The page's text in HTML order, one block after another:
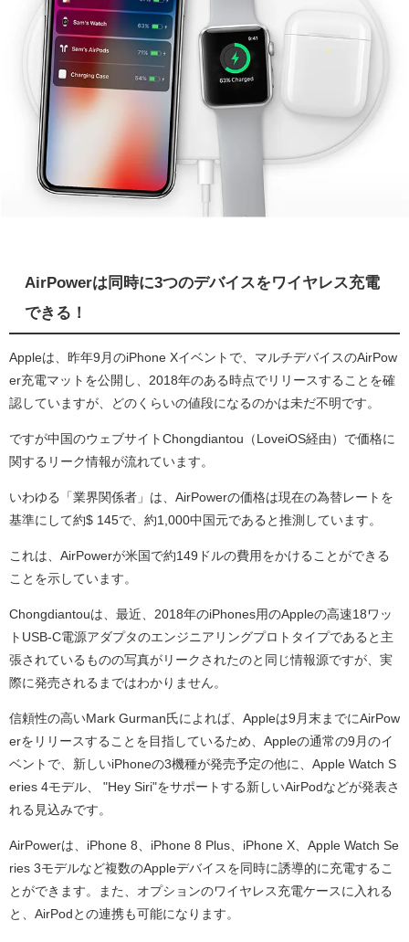
AirPowerは同時に3つのデバイスをワイヤレス充電
できる！
Appleは、昨年9月のiPhone Xイベントで、マルチデバイスのAirPow
er充電マットを公開し、2018年のある時点でリリースすることを確
認していますが、どのくらいの値段になるのかは未だ不明です。
ですが中国のウェブサイトChongdiantou（LoveiOS経由）で価格に
関するリーク情報が流れています。
いわゆる「業界関係者」は、AirPowerの価格は現在の為替レートを
基準にして約$ 145で、約1,000中国元であると推測しています。
これは、AirPowerが米国で約149ドルの費用をかけることができる
ことを示しています。
Chongdiantouは、最近、2018年のiPhones用のAppleの高速18ワッ
トUSB-C電源アダプタのエンジニアリングプロトタイプであると主
張されているものの写真がリークされたのと同じ情報源ですが、実
際に発売されるまではわかりません。
信頼性の高いMark Gurman氏によれば、Appleは9月末までにAirPow
erをリリースすることを目指しているため、Appleの通常の9月のイ
ベントで、新しいiPhoneの3機種が発売予定の他に、Apple Watch S
eries 4モデル、 "Hey Siri"をサポートする新しいAirPodなどが発表さ
れる見込みです。
AirPowerは、iPhone 8、iPhone 8 Plus、iPhone X、Apple Watch Se
ries 3モデルなど複数のAppleデバイスを同時に誘導的に充電するこ
とができます。また、オプションのワイヤレス充電ケースに入れる
と、AirPodとの連携も可能になります。